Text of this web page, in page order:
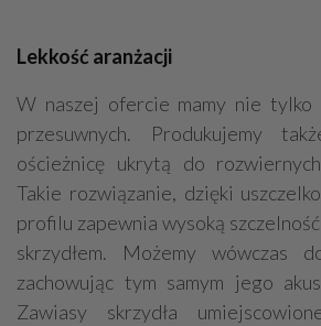
Lekkość aranżacji
W naszej ofercie mamy nie tylko
przesuwnych. Produkujemy
ościeżnicę ukrytą do
Takie rozwiązanie, dzięki
profilu zapewnia wysoką
skrzydłem. Możemy wówczas
zachowując tym samym jego
Zawiasy skrzydła